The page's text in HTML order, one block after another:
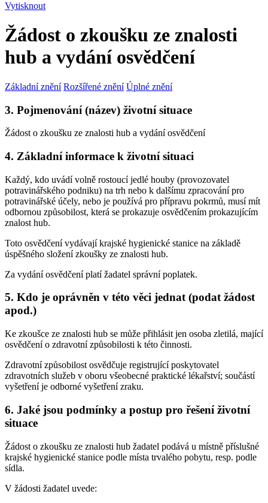
Vytisknout
Žádost o zkoušku ze znalosti
hub a vydání osvědčení
Základní znění Rozšířené znění Úplné znění
3. Pojmenování (název) životní situace
Žádost o zkoušku ze znalosti hub a vydání osvědčení
4. Základní informace k životní situaci
Každý, kdo uvádí volně rostoucí jedlé houby (provozovatel
potravinářského podniku) na trh nebo k dalšímu zpracování pro
potravinářské účely, nebo je používá pro přípravu pokrmů, musí mít
odbornou způsobilost, která se prokazuje osvědčením prokazujícím
znalost hub.
Toto osvědčení vydávají krajské hygienické stanice na základě
úspěšného složení zkoušky ze znalosti hub.
Za vydání osvědčení platí žadatel správní poplatek.
5. Kdo je oprávněn v této věci jednat (podat žádost
apod.)
Ke zkoušce ze znalosti hub se může přihlásit jen osoba zletilá, mající
osvědčení o zdravotní způsobilosti k této činnosti.
Zdravotní způsobilost osvědčuje registrující poskytovatel
zdravotních služeb v oboru všeobecné praktické lékařství; součástí
vyšetření je odborné vyšetření zraku.
6. Jaké jsou podmínky a postup pro řešení životní
situace
Žádost o zkoušku ze znalosti hub žadatel podává u místně příslušné
krajské hygienické stanice podle místa trvalého pobytu, resp. podle
sídla.
V žádosti žadatel uvede: